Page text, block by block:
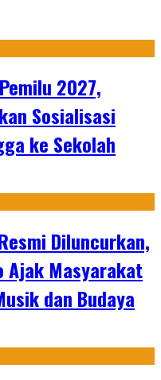
2027,
Sosialisasi
ke Sekolah
Resmi Diluncurkan,
Ajak Masyarakat
dan Budaya